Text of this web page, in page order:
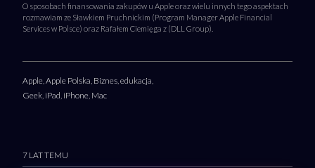
O sposobach finansowania zakupów u Apple oraz wielu innych tego aspektach
rozmawiam ze Sławkiem Pruchnickim (Program Manager Apple Financial
Services w Polsce) oraz Rafałem Ciemięga z (DLL Group).
Apple,Apple Polska, Biznes,edukacja,
Geek, iPad, iPhone, Mac
7 LAT TEMU